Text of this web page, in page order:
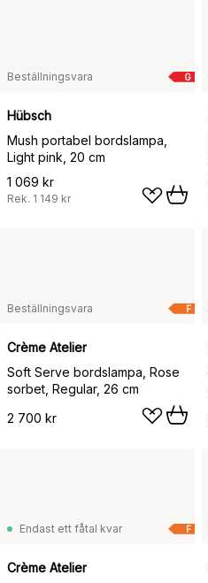
G
Beställningsvara
Hübsch
Mush portabel bordslampa,
Light pink, 20 cm
1 069 kr
Rek. 1 149 kr
F
Beställningsvara
Crème Atelier
Soft Serve bordslampa, Rose
sorbet, Regular, 26 cm
2 700 kr
F
Endast ett fåtal kvar
Crème Atelier